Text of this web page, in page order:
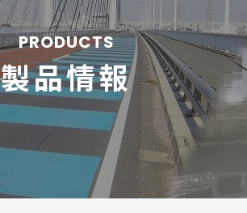
PRODUCTS
製品情報